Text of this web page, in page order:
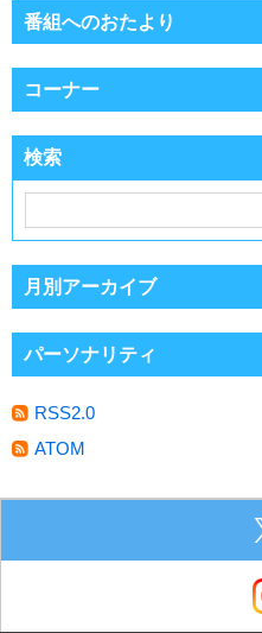
番組へのおたより
コーナー
検索
月別アーカイブ
パーソナリティ
RSS2.0
ATOM